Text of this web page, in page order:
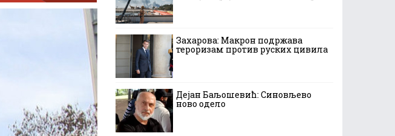
Захарова: Макрон подржава
тероризам против руских цивила
Дејан Баљошевић: Синовљево
ново одело